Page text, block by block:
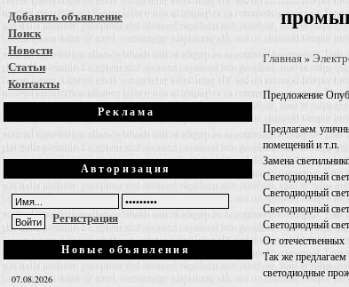
Добавить объявление
Поиск
Новости
Статьи
Контакты
Реклама
Авторизация
Регистрация
Новые объявления
07.08.2026
Главная»
Предложение
Предлагаем
помещений и т.п.
Замена
Светодиодный
Светодиодный
Светодиодный
Светодиодный
От
Так же
светодиодные